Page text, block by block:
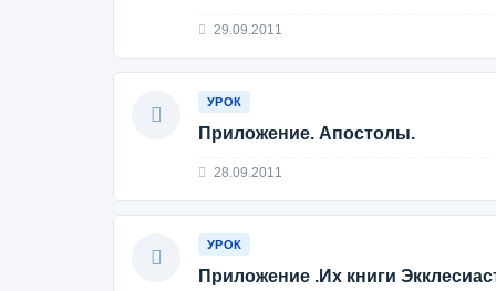
29.09.2011
УРОК
Приложение. Апостолы.
28.09.2011
УРОК
Приложение .Их книги